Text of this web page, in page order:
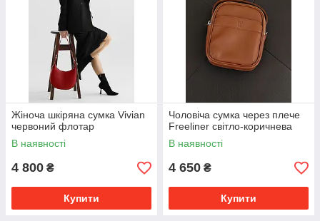
Жіноча шкіряна сумка Vivian
червоний флотар
В наявності
4 800 ₴
Купити
Чоловіча сумка через плече
Freeliner світло-коричнева
В наявності
4 650 ₴
Купити